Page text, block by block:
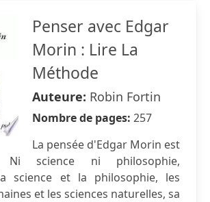
Penser avec Edgar
Morin : Lire La
Méthode
Auteure: Robin Fortin
Nombre de pages: 257
La pensée d'Edgar Morin est
Ni science ni philosophie,
science et la philosophie, les
et les sciences naturelles, sa